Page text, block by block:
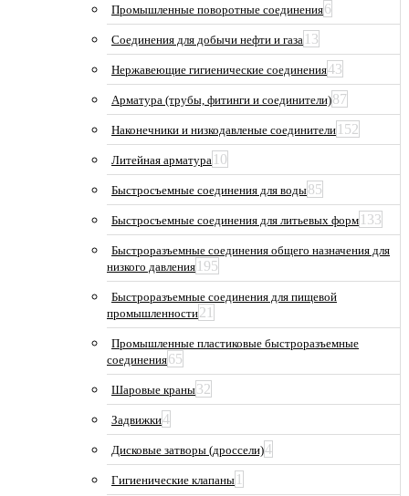
Промышленные поворотные соединения6
Соединения для добычи нефти и газа 13
Нержавеющие гигиенические соединения43
Арматура (трубы, фитинги и соединители)87
Наконечники и низкодавленые соединители 152
Литейная арматура 10
Быстросъемные соединения для воды85
Быстросъемные соединения для литьевых форм 133
Быстроразъемные соединения общего назначения для
низкого давления 195
Быстроразъемные соединения для пищевой
промышленности21
Промышленные пластиковые быстроразъемные
соединения65
Шаровые краны32
Задвижки4
Дисковые затворы (дроссели)4
Гигиенические клапаны 1